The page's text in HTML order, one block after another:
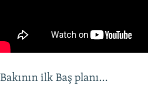
Bakının ilk Baş planı...